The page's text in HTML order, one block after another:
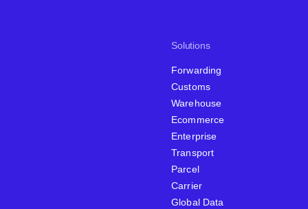
Solutions
Forwarding
Customs
Warehouse
Ecommerce
Enterprise
Transport
Parcel
Carrier
Global Data